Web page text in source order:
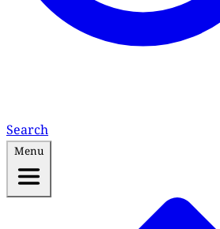
Search
Menu